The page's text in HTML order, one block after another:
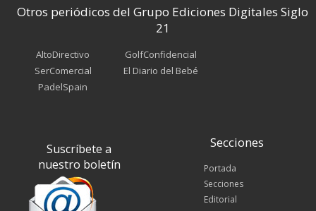
Otros periódicos del Grupo Ediciones Digitales Siglo
21
AltoDirectivo
SerComercial
PadelSpain
GolfConfidencial
El Diario del Bebé
Suscríbete a
nuestro boletín
Secciones
Portada
Secciones
Editorial